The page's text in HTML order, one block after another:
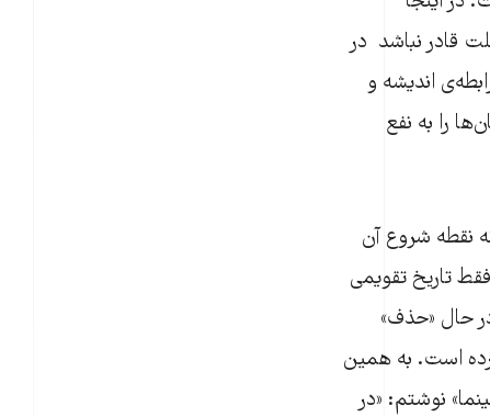
قادر نباشد در
اندیشه و
را به نفع
نقطه شروع آن
فقط تاریخ تقویمی
حال «حذف»
است. به همین
نوشتم: «در